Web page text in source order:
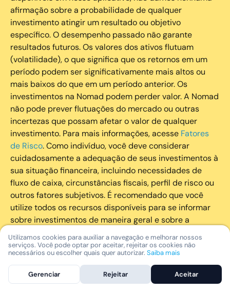
afirmação sobre a probabilidade de qualquer
investimento atingir um resultado ou objetivo
específico. O desempenho passado não garante
resultados futuros. Os valores dos ativos flutuam
(volatilidade), o que significa que os retornos em um
período podem ser significativamente mais altos ou
mais baixos do que em um período anterior. Os
investimentos na Nomad podem perder valor. A Nomad
não pode prever flutuações do mercado ou outras
incertezas que possam afetar o valor de qualquer
investimento. Para mais informações, acesse Fatores
de Risco. Como indivíduo, você deve considerar
cuidadosamente a adequação de seus investimentos à
sua situação financeira, incluindo necessidades de
fluxo de caixa, circunstâncias fiscais, perfil de risco ou
outros fatores subjetivos. É recomendado que você
utilize todos os recursos disponíveis para se informar
sobre investimentos de maneira geral e sobre a
composição geral de seu portfólio. Questões fiscais ou
legais relativas aos investimentos realizados através da
Nomad devem ser obtidas pelos próprios clientes. A
Nomad e suas afiliadas não fornecem nenhum tipo de
aconselhamento legal ou fiscal.
Utilizamos cookies para auxiliar a navegação e melhorar nossos
serviços. Você pode optar por aceitar, rejeitar os cookies não
necessários ou escolher quais quer autorizar. Saiba mais
Gerenciar Rejeitar Aceitar